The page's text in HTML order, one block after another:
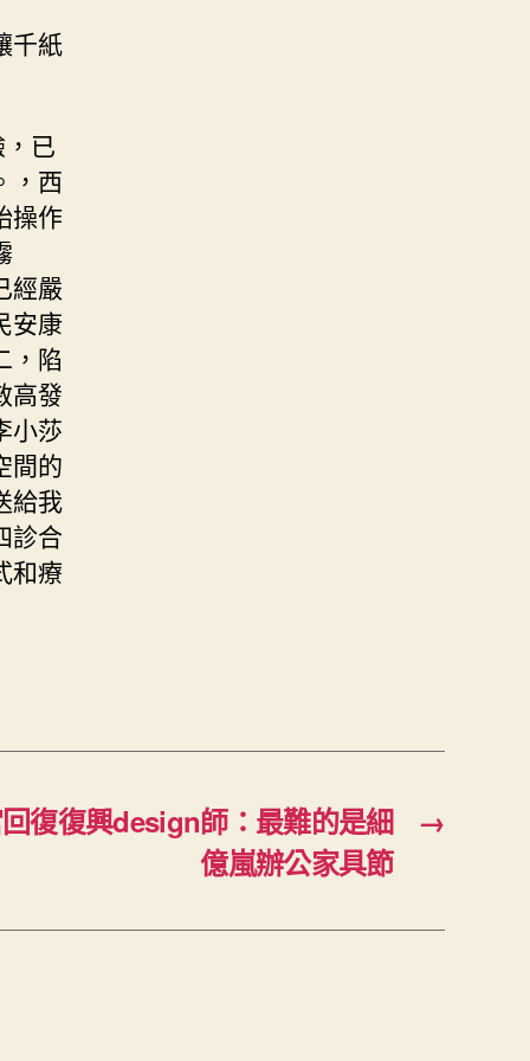
千紙
已
，西
操作
經嚴
安康
，陷
高發
小莎
間的
給我
診合
和療
→
復復興design師：最難的是細
億嵐辦公家具節